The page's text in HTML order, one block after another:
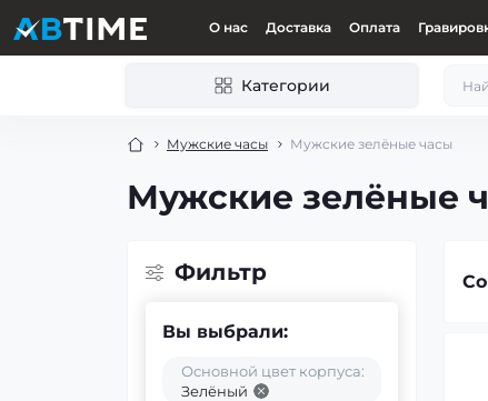
О нас Доставка Оплата
Категории
Мужские часы Мужские зелёные часы
Мужские зелёные
Фильтр
Вы выбрали:
Основной цвет корпуса:
Зелёный